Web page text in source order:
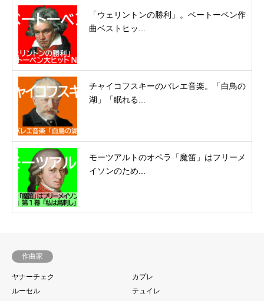
「ウェリントンの勝利」。ベートーベン作
曲ベストヒッ...
チャイコフスキーのバレエ音楽。「白鳥の
湖」「眠れる...
モーツアルトのオペラ「魔笛」はフリーメ
イソンのため...
作曲家
ヤナーチェク
カプレ
ルーセル
テュイレ